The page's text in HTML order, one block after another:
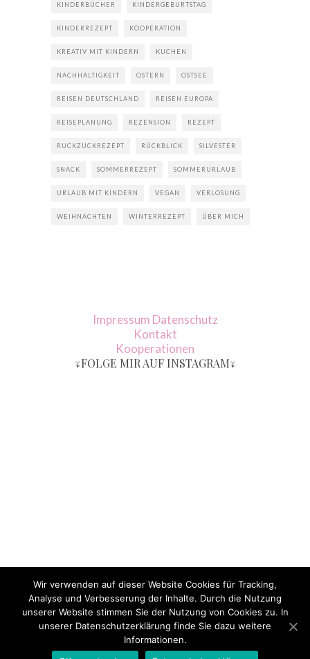
KINDERBÜCHER KINDERGEBURTSTAG
KINDERREZEPT KOOPERATION
KREATIV MIT KINDERN KUCHEN
NACHHALTIGKEIT OSTERN OSTSEE
REISEN DEUTSCHLAND REISEN EUROPA
REISEPLANUNG REZENSION REZEPT
RUCKZUCKREZEPT RÜCKBLICK SILVESTER
SNACK SOMMERREZEPT SOMMERURLAUB
URLAUB MIT KINDERN VEGAN VERLOSUNG
WEIHNACHTEN WINTERREZEPT ÜBER MICH
Impressum Datenschutz
Kontakt
Kooperationen
↓FOLGE MIR AUF INSTAGRAM↓
© 2017 - Mädchenmutter, Alle Rechte vorbehalten
Wir verwenden auf dieser Website Cookies für Tracking,
Analyse und Verbesserung der Inhalte. Durch die Nutzung
unserer Website stimmen Sie der Nutzung von Cookies zu. In
unserer Datenschutzerklärung finde Sie dazu weitere
Informationen.